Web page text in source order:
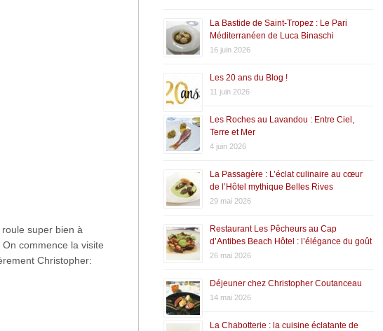
super bien à
commence la visite
Christopher:
La Bastide de Saint-Tropez : Le Pari
Méditerranéen de Luca Binaschi
16 juin 2026
Les 20 ans du Blog !
11 juin 2026
Les Roches au Lavandou : Entre Ciel,
Terre et Mer
4 juin 2026
La Passagère : L’éclat culinaire au cœur
de l’Hôtel mythique Belles Rives
29 mai 2026
Restaurant Les Pêcheurs au Cap
d’Antibes Beach Hôtel : l’élégance du goût
26 mai 2026
Déjeuner chez Christopher Coutanceau
14 mai 2026
La Chabotterie : la cuisine éclatante de